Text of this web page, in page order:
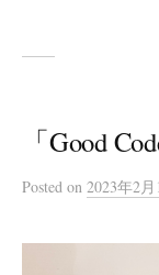
「Good
Posted on 2023年2月